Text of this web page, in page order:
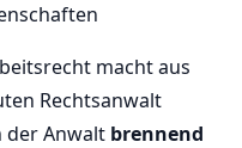
macht aus
Rechtsanwalt
der Anwalt brennend